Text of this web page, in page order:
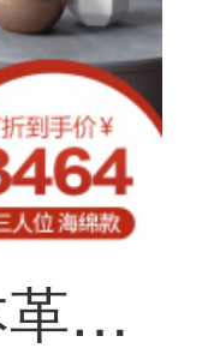
ソフィーナソファ本革ソファ北欧本革ソファーラテックスソファ北欧現代中小型リビングソファセット家具の足に海綿シートが付いています。